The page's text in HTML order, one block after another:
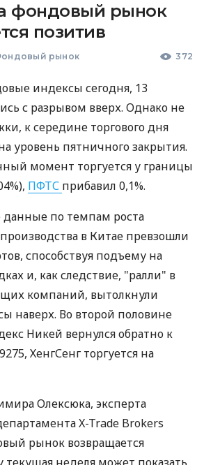
фондовый рынок
позитив
рынок 372
индексы сегодня, 13
с разрывом вверх. Однако не
к середине торгового дня
уровень пятничного закрытия.
момент торгуется у границы
ПФТС прибавил 0,1%.
по темпам роста
в Китае превзошли
способствуя подъему на
и, как следствие, "ралли" в
компаний, вытолкнули
наверх. Во второй половине
Никей вернулся обратно к
ХенгСенг торгуется на
Олексюка, эксперта
X-Trade Brokers
рынок возвращается